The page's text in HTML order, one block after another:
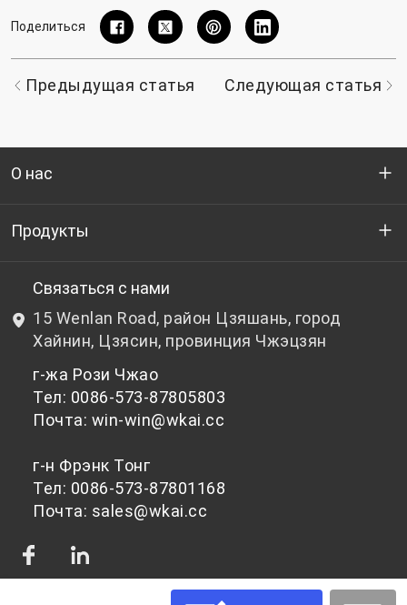
Поделиться
Предыдущая статья Следующая статья
О нас
Кто мы
НИОКР
Новости и события
политика конфиденциальности
Продукты
Бутылочный ПЭТ-гранулят
Небутылочный ПЭТ-гранулят
Связаться с нами
15 Wenlan Road, район Цзяшань, город
Хайнин, Цзясин, провинция Чжэцзян
г-жа Рози Чжао
Тел: 0086-573-87805803
Почта: win-win@wkai.cc
г-н Фрэнк Тонг
Тел: 0086-573-87801168
Почта: sales@wkai.cc